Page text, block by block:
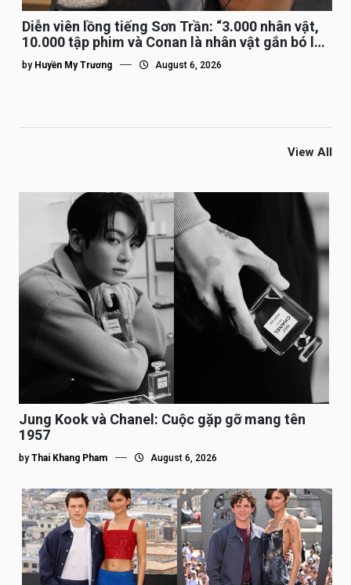
Diễn viên lồng tiếng Sơn Trần: “3.000 nhân vật,
10.000 tập phim và Conan là nhân vật gắn bó lâu
nhất”
by Huyền My Trương August 6, 2026
View All
Jung Kook và Chanel: Cuộc gặp gỡ mang tên
1957
by Thai Khang Pham August 6, 2026